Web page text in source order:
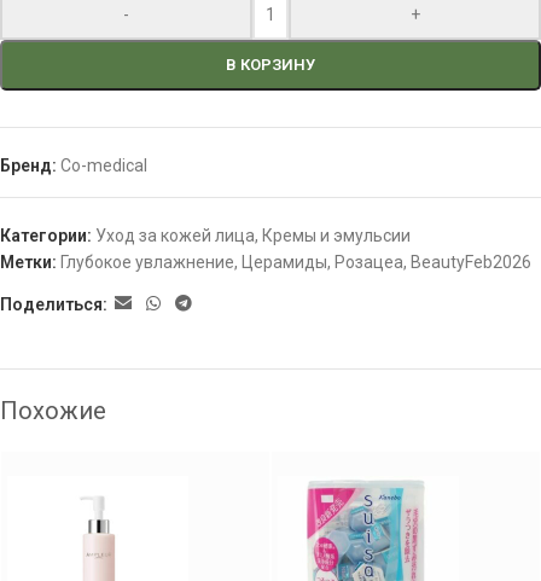
- +
В КОРЗИНУ
Бренд: Co-medical
Категории: Уход за кожей лица, Кремы и эмульсии
Метки: Глубокое увлажнение, Церамиды, Розацеа, BeautyFeb2026
Поделиться:
Похожие